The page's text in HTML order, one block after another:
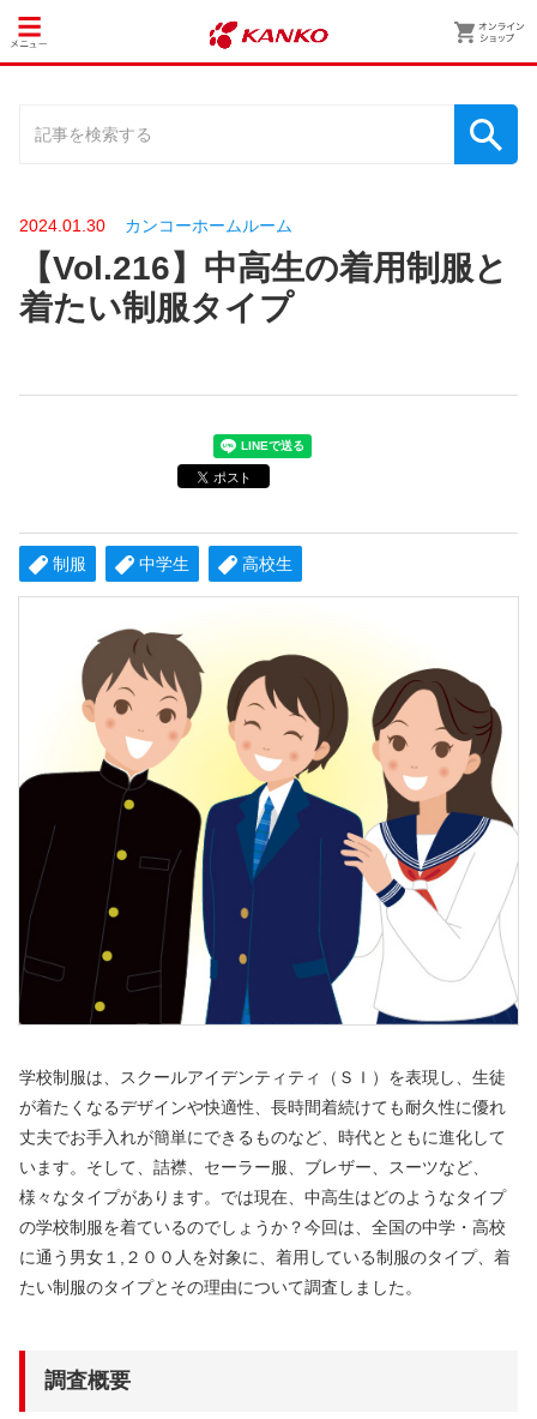
2024.01.30 カンコーホームルーム
【Vol.216】中高生の着用制服と
着たい制服タイプ
制服 中学生 高校生
学校制服は、スクールアイデンティティ（ＳＩ）を表現し、生徒
が着たくなるデザインや快適性、長時間着続けても耐久性に優れ
丈夫でお手入れが簡単にできるものなど、時代とともに進化して
います。そして、詰襟、セーラー服、ブレザー、スーツなど、
様々なタイプがあります。では現在、中高生はどのようなタイプ
の学校制服を着ているのでしょうか？今回は、全国の中学・高校
に通う男女１,２００人を対象に、着用している制服のタイプ、着
たい制服のタイプとその理由について調査しました。
調査概要